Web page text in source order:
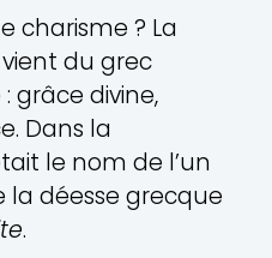
charisme ? La
du grec
grâce divine,
Dans la
le nom de l’un
la déesse grecque
.